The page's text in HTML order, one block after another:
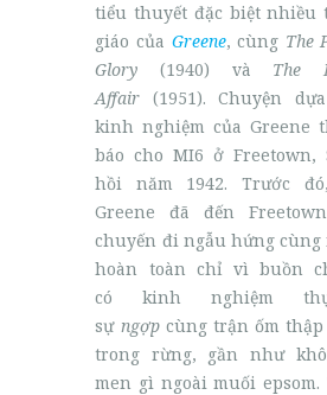
tiểu thuyết đặc biệt nhiều
giáo của Greene, cùng The
Glory (1940) và The
Affair (1951). Chuyện
kinh nghiệm của Greene
báo cho MI6 ở Freetown,
hồi năm 1942. Trước
Greene đã đến
chuyến đi ngẫu hứng cùng
hoàn toàn chỉ vì buồn
có kinh nghiệm
sự ngợp cùng trận ốm
trong rừng, gần như
men gì ngoài muối